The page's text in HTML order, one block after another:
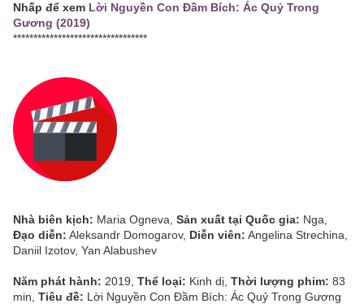
Nhấp để xem Lời Nguyền Con Đầm Bích: Ác Quỷ Trong
Gương (2019)
*********************************
Nhà biên kịch: Maria Ogneva, Sản xuất tại Quốc gia: Nga,
Đạo diễn: Aleksandr Domogarov, Diễn viên: Angelina Strechina,
Daniil Izotov, Yan Alabushev
Năm phát hành: 2019, Thể loại: Kinh dị, Thời lượng phim: 83
min, Tiêu đề: Lời Nguyền Con Đầm Bích: Ác Quỷ Trong Gương